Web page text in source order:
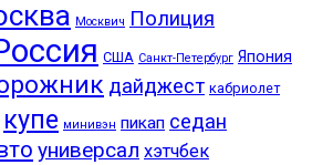
Москвич Полиция
США Санкт-Петербург Япония
дайджест кабриолет
купе минивэн пикап седан
универсал хэтчбек